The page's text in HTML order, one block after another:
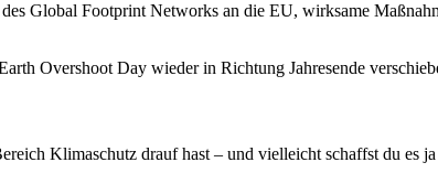
des Global Footprint Networks an die EU, wirksame
Overshoot Day wieder in Richtung Jahresende
Klimaschutz drauf hast – und vielleicht schaffst du es